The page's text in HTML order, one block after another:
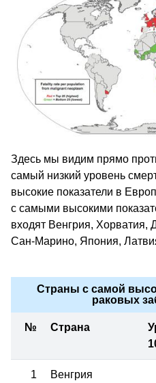
Здесь мы видим прямо
самый низкий уровень
высокие показатели в
с самыми высокими
входят Венгрия, Хорватия,
Сан-Марино, Япония,
Страны с самой
раковых
№ Страна
1 Венгрия